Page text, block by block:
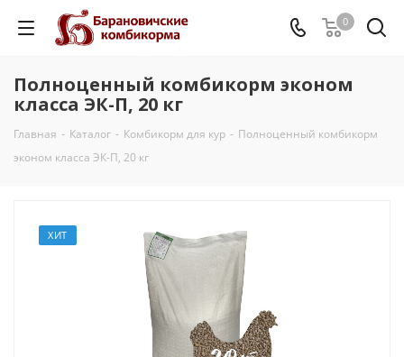
0
Полноценный комбикорм эконом
класса ЭК-П, 20 кг
Главная - Каталог - Комбикорм для кур - Полноценный комбикорм
эконом класса ЭК-П, 20 кг
ХИТ